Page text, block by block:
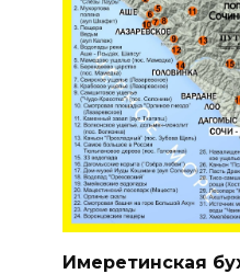
Имеретинская